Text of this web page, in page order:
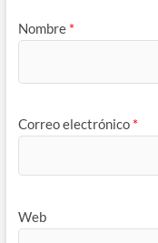
Nombre *
Correo electrónico *
Web